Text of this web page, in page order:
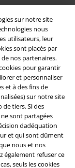
sur notre site
nous
utilisateurs, leur
sont placés par
nos partenaires.
pour garantir
et personnaliser
et à des fins de
sur notre site
de tiers. Si des
sont partagées
dadéquation
et qui sont dûment
nous et nos
également refuser ce
seuls les cookies